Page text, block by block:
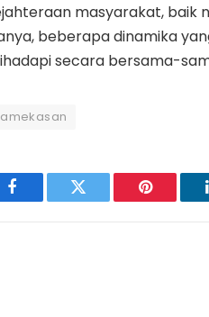
masyarakat, baik
beberapa dinamika
secara bersama-
Facebook Twitter Pinterest